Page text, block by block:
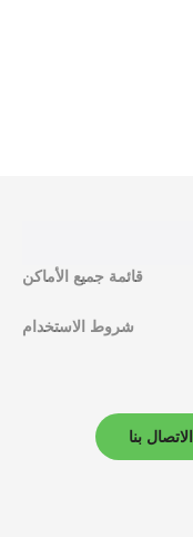
قائمة جميع الأماكن
شروط الاستخدام
الاتصال بنا